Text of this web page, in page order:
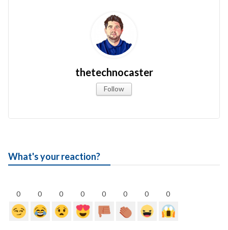
thetechnocaster
Follow
What's your reaction?
0 0 0 0 0 0 0 0